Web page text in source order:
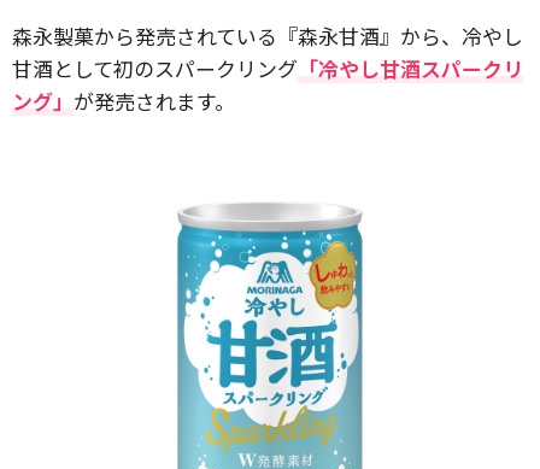
森永製菓から発売されている『森永甘酒』から、冷やし
甘酒として初のスパークリング 「冷やし甘酒スパークリ
ング」 が発売されます。